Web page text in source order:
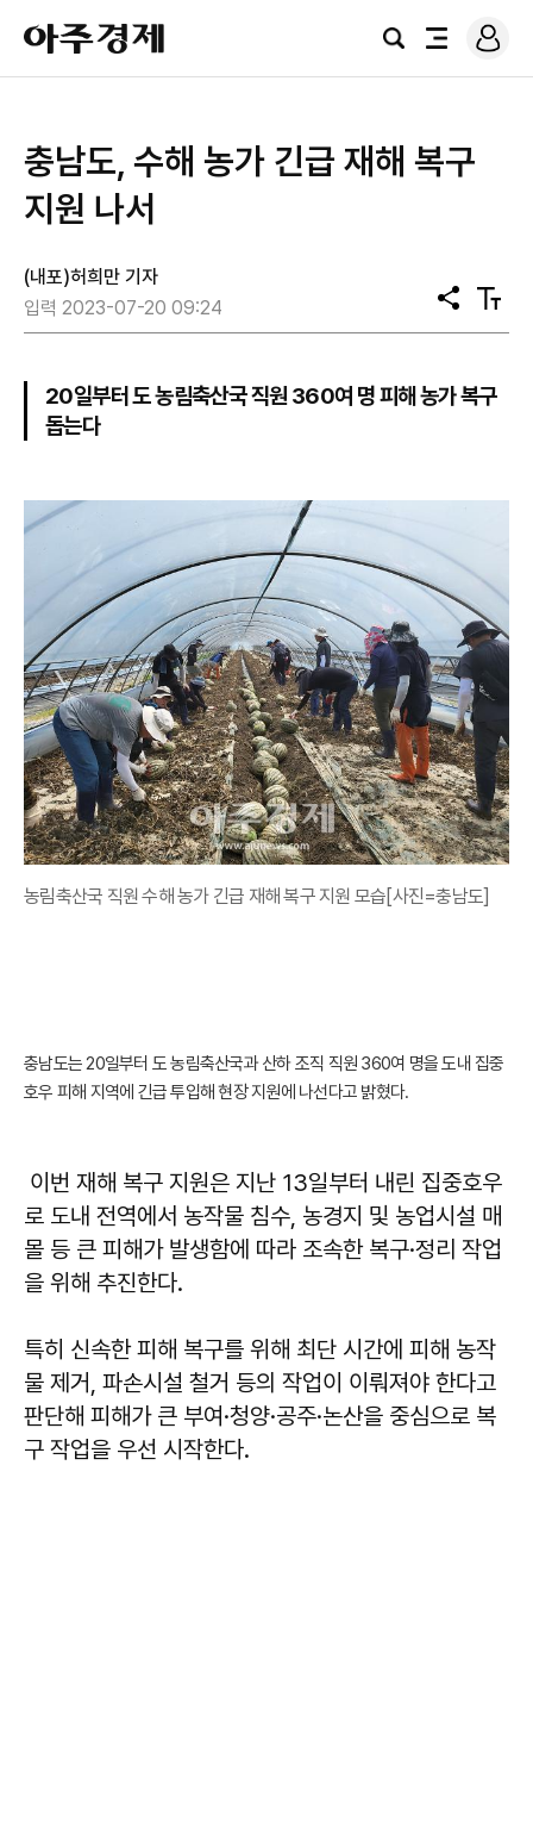
아
주
경
검
전
로
그
충남도, 수해 농가 긴급 재해 복구
지원 나서
(내포)허희만 기자
입력 2023-07-20 09:24
공
유
텍
스
기
20일부터 도 농림축산국 직원 360여 명 피해 농가 복구
돕는다
농림축산국 직원 수해 농가 긴급 재해 복구 지원 모습[사진=충남도]
충남도는 20일부터 도 농림축산국과 산하 조직 직원 360여 명을 도내 집중
호우 피해 지역에 긴급 투입해 현장 지원에 나선다고 밝혔다.
이번 재해 복구 지원은 지난 13일부터 내린 집중호우
로 도내 전역에서 농작물 침수, 농경지 및 농업시설 매
몰 등 큰 피해가 발생함에 따라 조속한 복구·정리 작업
을 위해 추진한다.
특히 신속한 피해 복구를 위해 최단 시간에 피해 농작
물 제거, 파손시설 철거 등의 작업이 이뤄져야 한다고
판단해 피해가 큰 부여·청양·공주·논산을 중심으로 복
구 작업을 우선 시작한다.